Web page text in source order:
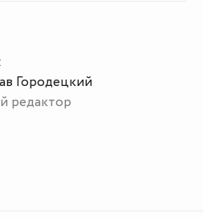
Городецкий
редактор